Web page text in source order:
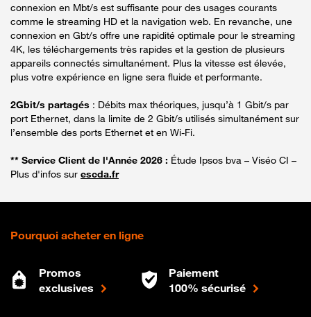
connexion en Mbt/s est suffisante pour des usages courants
comme le streaming HD et la navigation web. En revanche, une
connexion en Gbt/s offre une rapidité optimale pour le streaming
4K, les téléchargements très rapides et la gestion de plusieurs
appareils connectés simultanément. Plus la vitesse est élevée,
plus votre expérience en ligne sera fluide et performante.
2Gbit/s partagés : Débits max théoriques, jusqu’à 1 Gbit/s par
port Ethernet, dans la limite de 2 Gbit/s utilisés simultanément sur
l’ensemble des ports Ethernet et en Wi-Fi.
** Service Client de l'Année 2026 : Étude Ipsos bva – Viséo CI –
Plus d'infos sur escda.fr
Pourquoi acheter en ligne
Promos
exclusives
Paiement
100% sécurisé